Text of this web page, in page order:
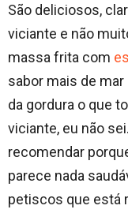
São deliciosos,
viciante e não
massa frita com
sabor mais de mar
da gordura o que
viciante, eu não
recomendar
parece nada
petiscos que está